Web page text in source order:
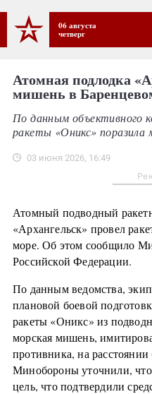
06 августа
четверг
Атомная подлодка
мишень в
По данным объективного
ракеты «Оникс» поразила
03 июня 2026, 16:49
Атомный подводный
«Архангельск» провел
море. Об этом сообщило
Российской Федерации.
По данным ведомства,
плановой боевой
ракеты «Оникс» из
морская мишень,
противника, на
Минобороны уточнили, что
цель, что подтвердили